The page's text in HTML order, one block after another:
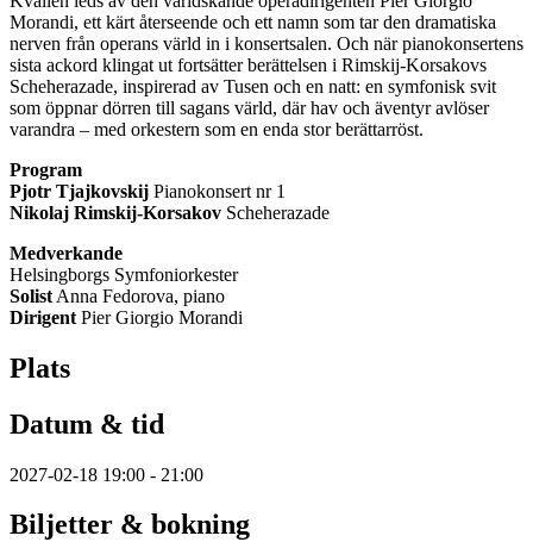
Morandi, ett kärt återseende och ett namn som tar den dramatiska
nerven från operans värld in i konsertsalen. Och när pianokonsertens
sista ackord klingat ut fortsätter berättelsen i Rimskij-Korsakovs
Scheherazade, inspirerad av Tusen och en natt: en symfonisk svit
som öppnar dörren till sagans värld, där hav och äventyr avlöser
varandra – med orkestern som en enda stor berättarröst.
Program
Pjotr Tjajkovskij Pianokonsert nr 1
Nikolaj Rimskij-Korsakov Scheherazade
Medverkande
Helsingborgs Symfoniorkester
Solist Anna Fedorova, piano
Dirigent Pier Giorgio Morandi
Plats
Datum & tid
2027-02-18 19:00 - 21:00
Biljetter & bokning